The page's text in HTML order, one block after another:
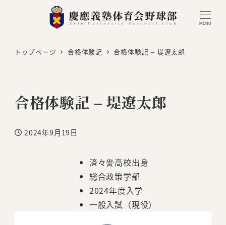
MENU
トップページ 合格体験記 合格体験記 – 堤遼太郎
合格体験記 – 堤遼太郎
投稿日
2024年9月19日
済々黌高校出身
総合政策学部
2024年度入学
一般入試（現役）